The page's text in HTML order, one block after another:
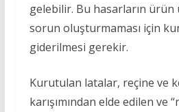
gelebilir. Bu hasarların ürün
sorun oluşturmaması için
giderilmesi gerekir.
Kurutulan latalar, reçine ve
karışımından elde edilen ve